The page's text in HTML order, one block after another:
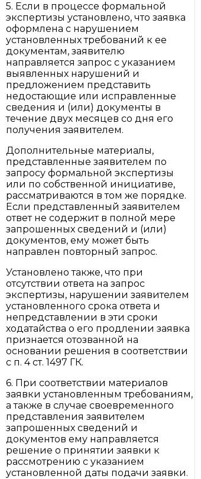
5. Если в процессе формальной
экспертизы установлено, что заявка
оформлена с нарушением
установленных требований к ее
документам, заявителю
направляется запрос с указанием
выявленных нарушений и
предложением представить
недостающие или исправленные
сведения и (или) документы в
течение двух месяцев со дня его
получения заявителем.
Дополнительные материалы,
представленные заявителем по
запросу формальной экспертизы
или по собственной инициативе,
рассматриваются в том же порядке.
Если представленный заявителем
ответ не содержит в полной мере
запрошенных сведений и (или)
документов, ему может быть
направлен повторный запрос.
Установлено также, что при
отсутствии ответа на запрос
экспертизы, нарушении заявителем
установленного срока ответа и
непредставлении в эти сроки
ходатайства о его продлении заявка
признается отозванной на
основании решения в соответствии
с п. 4 ст. 1497 ГК.
6. При соответствии материалов
заявки установленным требованиям,
а также в случае своевременного
представления заявителем
запрошенных сведений и
документов ему направляется
решение о принятии заявки к
рассмотрению с указанием
установленной даты подачи заявки.